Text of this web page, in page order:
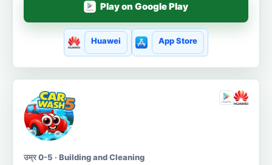
Play on Google Play
Huawei App Store
उम्र 0-5 · Building and Cleaning